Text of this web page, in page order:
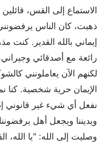
الاستماع إلى القس،
ذهبت، كان الناس
إيماني بالله القدير. كنت
رائعة مع أصدقائي
لكنهم الآن يعاملونني
الإيمان حرية شخصية.
نفعل أي شيء غير قانوني
ويديننا ويجعل أهل
وصليت إلى الله: "يا